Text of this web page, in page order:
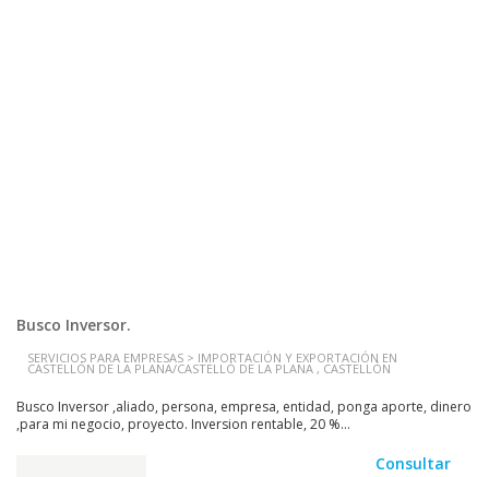
Busco Inversor.
SERVICIOS PARA EMPRESAS > IMPORTACIÓN Y EXPORTACIÓN EN
CASTELLÓN DE LA PLANA/CASTELLÓ DE LA PLANA , CASTELLÓN
Busco Inversor ,aliado, persona, empresa, entidad, ponga aporte, dinero
,para mi negocio, proyecto. Inversion rentable, 20 %...
Consultar